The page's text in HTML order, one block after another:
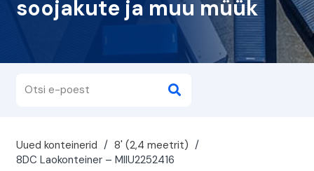
soojakute ja muu müük
Uued konteinerid / 8' (2,4 meetrit) /
8DC Laokonteiner – MIIU2252416